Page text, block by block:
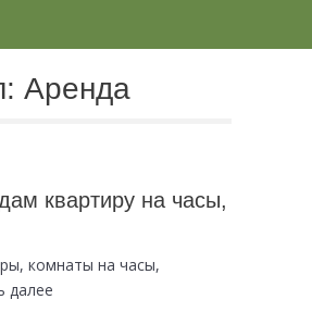
Аренда
квартиру на часы,
комнаты на часы,
далее